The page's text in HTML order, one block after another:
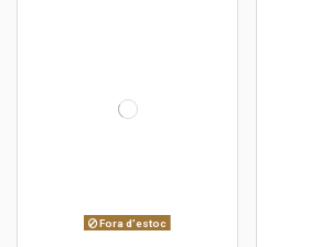
Fora d'estoc